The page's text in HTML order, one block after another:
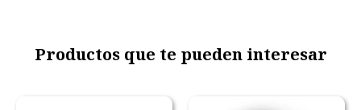
Productos que te pueden interesar